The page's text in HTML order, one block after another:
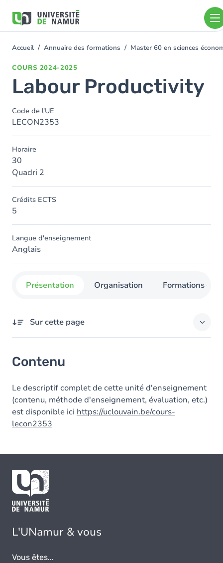
contenu
You
Accueil Annuaire des formations Master 60 en sciences
COURS 2024-2025
Labour Productivity
Code de l'UE
LECON2353
Horaire
30
Quadri 2
Crédits ECTS
5
Langue d'enseignement
Anglais
Présentation Organisation Formations
Sur cette page
Contenu
Le descriptif complet de cette unité d'enseignement
(contenu, méthode d'enseignement, évaluation, etc.)
est disponible ici https://uclouvain.be/cours-
lecon2353
L'UNamur & vous
Vous êtes...